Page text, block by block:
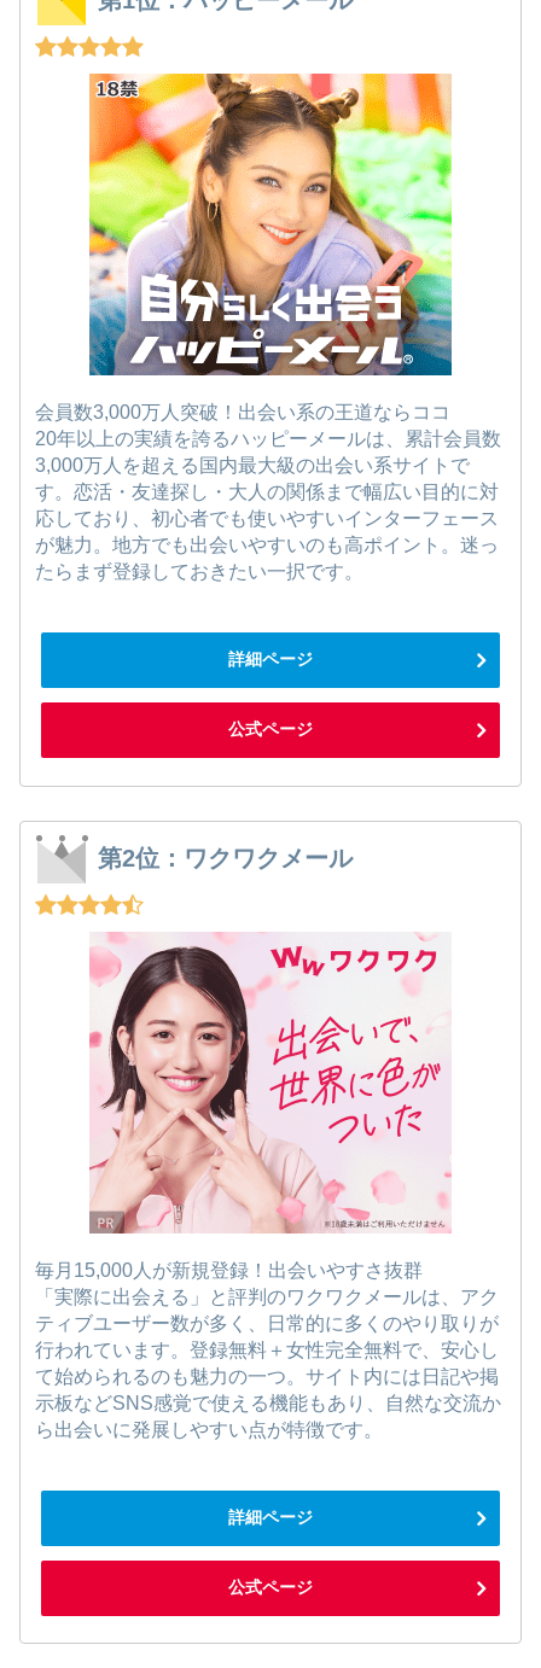
会員数3,000万人突破！出会い系の王道ならココ
20年以上の実績を誇るハッピーメールは、累計会員数
3,000万人を超える国内最大級の出会い系サイトで
す。恋活・友達探し・大人の関係まで幅広い目的に対
応しており、初心者でも使いやすいインターフェース
が魅力。地方でも出会いやすいのも高ポイント。迷っ
たらまず登録しておきたい一択です。
詳細ページ
公式ページ
第2位：ワクワクメール
毎月15,000人が新規登録！出会いやすさ抜群
「実際に出会える」と評判のワクワクメールは、アク
ティブユーザー数が多く、日常的に多くのやり取りが
行われています。登録無料＋女性完全無料で、安心し
て始められるのも魅力の一つ。サイト内には日記や掲
示板などSNS感覚で使える機能もあり、自然な交流か
ら出会いに発展しやすい点が特徴です。
詳細ページ
公式ページ